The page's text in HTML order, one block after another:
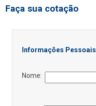
Faça sua cotação
Informações Pessoais
Nome: